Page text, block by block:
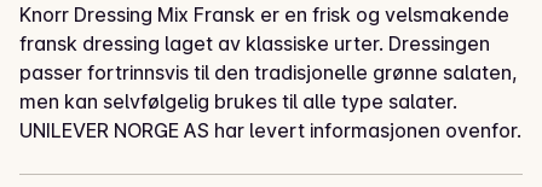
Knorr Dressing Mix Fransk er en frisk og velsmakende
fransk dressing laget av klassiske urter. Dressingen
passer fortrinnsvis til den tradisjonelle grønne salaten,
men kan selvfølgelig brukes til alle type salater.
UNILEVER NORGE AS har levert informasjonen ovenfor.